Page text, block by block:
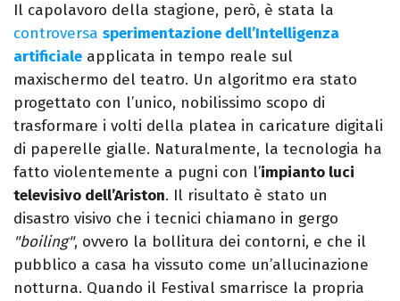
Il capolavoro della stagione, però, è stata la
controversa sperimentazione dell’Intelligenza
artificiale applicata in tempo reale sul
maxischermo del teatro. Un algoritmo era stato
progettato con l’unico, nobilissimo scopo di
trasformare i volti della platea in caricature digitali
di paperelle gialle. Naturalmente, la tecnologia ha
fatto violentemente a pugni con l’impianto luci
televisivo dell’Ariston. Il risultato è stato un
disastro visivo che i tecnici chiamano in gergo
"boiling", ovvero la bollitura dei contorni, e che il
pubblico a casa ha vissuto come un’allucinazione
notturna. Quando il Festival smarrisce la propria